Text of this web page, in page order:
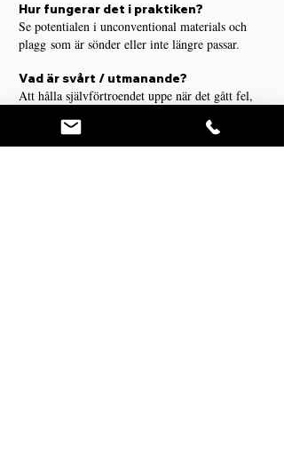
Hur fungerar det i praktiken?
Se potentialen i unconventional materials och
plagg som är sönder eller inte längre passar.
Vad är svårt / utmanande?
Att hålla självförtroendet uppe när det gått fel,
Vad är roligt?